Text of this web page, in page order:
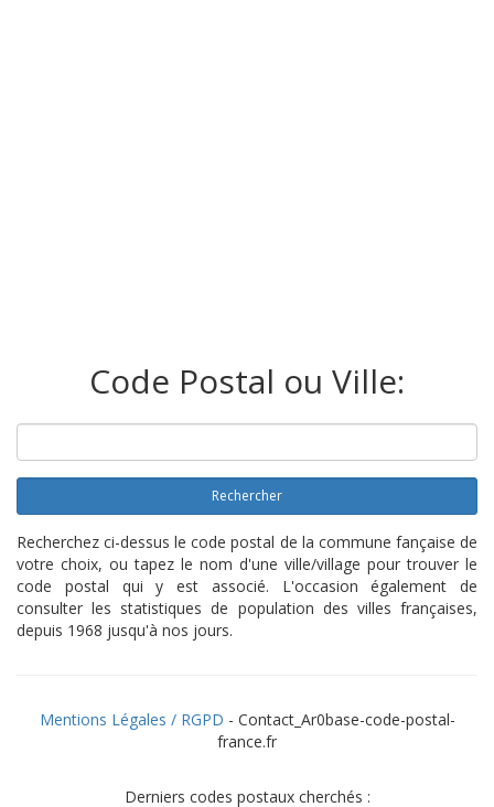
Code Postal ou Ville:
Rechercher
Recherchez ci-dessus le code postal de la commune fançaise de
votre choix, ou tapez le nom d'une ville/village pour trouver le
code postal qui y est associé. L'occasion également de
consulter les statistiques de population des villes françaises,
depuis 1968 jusqu'à nos jours.
Mentions Légales / RGPD - Contact_Ar0base-code-postal-
france.fr
Derniers codes postaux cherchés :